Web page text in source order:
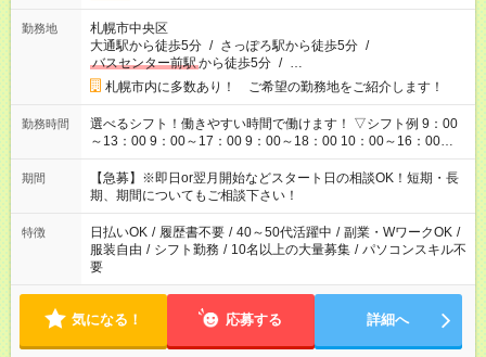
勤務地
札幌市中央区
大通駅から徒歩5分 / さっぽろ駅から徒歩5分 /
バスセンター前駅から徒歩5分 / …
札幌市内に多数あり！ ご希望の勤務地をご紹介します！
勤務時間
選べるシフト！働きやすい時間で働けます！ ▽シフト例 9：00
～13：00 9：00～17：00 9：00～18：00 10：00～16：00
11：00～20：00 12：00～21：00 17：00～21：00 ■残業なし
■週3日～/1日3h～OK ■他シフトについてもお気軽にご相談くだ
さい！
期間
【急募】※即日or翌月開始などスタート日の相談OK！短期・長
期、期間についてもご相談下さい！
特徴 日払いOK / 履歴書不要 / 40～50代活躍中 / 副業・WワークOK /
服装自由 / シフト勤務 / 10名以上の大量募集 / パソコンスキル不
要
気になる！ 応募する 詳細へ